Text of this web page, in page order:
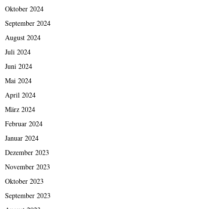
Oktober 2024
September 2024
August 2024
Juli 2024
Juni 2024
Mai 2024
April 2024
März 2024
Februar 2024
Januar 2024
Dezember 2023
November 2023
Oktober 2023
September 2023